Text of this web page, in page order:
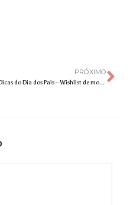
PRÓXIMO
Dicas do Dia dos Pais – Wishlist de moda cristã urbana para o Dia dos Pais